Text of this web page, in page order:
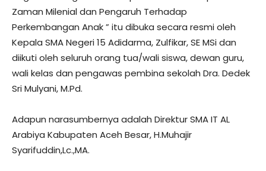
Zaman Milenial dan Pengaruh Terhadap
Perkembangan Anak ” itu dibuka secara resmi oleh
Kepala SMA Negeri 15 Adidarma, Zulfikar, SE MSi dan
diikuti oleh seluruh orang tua/wali siswa, dewan guru,
wali kelas dan pengawas pembina sekolah Dra. Dedek
Sri Mulyani, M.Pd.
Adapun narasumbernya adalah Direktur SMA IT AL
Arabiya Kabupaten Aceh Besar, H.Muhajir
Syarifuddin,Lc.,MA.